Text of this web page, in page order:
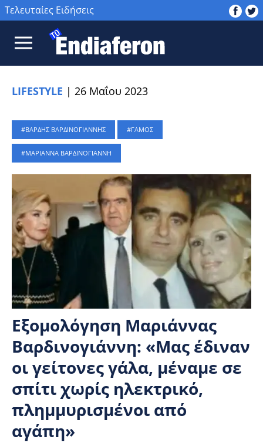
Τελευταίες Ειδήσεις
LIFESTYLE | 26 Μαΐου 2023
ΒΑΡΔΗΣ ΒΑΡΔΙΝΟΓΙΑΝΝΗΣ ΓΑΜΟΣ
ΜΑΡΙΑΝΝΑ ΒΑΡΔΙΝΟΓΙΑΝΝΗ
Εξομολόγηση Μαριάννας
Βαρδινογιάννη: «Μας έδιναν
οι γείτονες γάλα, μέναμε σε
σπίτι χωρίς ηλεκτρικό,
πλημμυρισμένοι από
αγάπη»